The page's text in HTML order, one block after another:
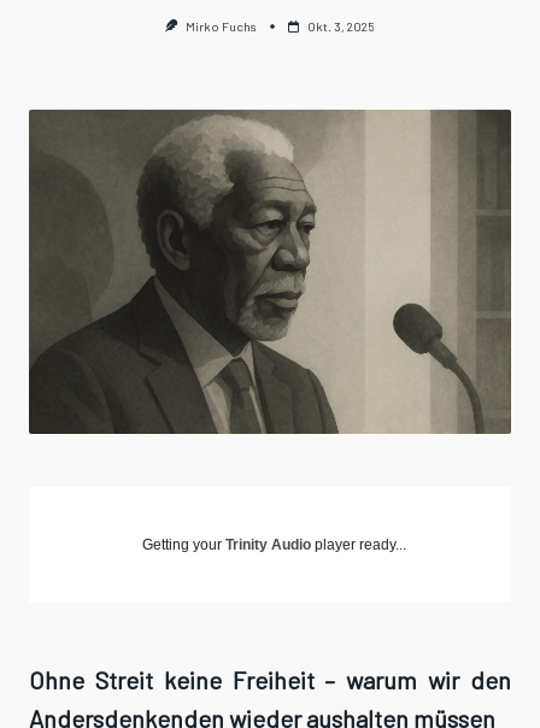
Mirko Fuchs Okt. 3, 2025
Getting your Trinity Audio player ready...
Ohne Streit keine Freiheit – warum wir den
Andersdenkenden wieder aushalten müssen